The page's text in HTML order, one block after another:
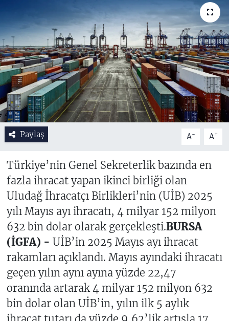
Paylaş A- A+
Türkiye’nin Genel Sekreterlik bazında en
fazla ihracat yapan ikinci birliği olan
Uludağ İhracatçı Birlikleri’nin (UİB) 2025
yılı Mayıs ayı ihracatı, 4 milyar 152 milyon
632 bin dolar olarak gerçekleşti.BURSA
(İGFA) - UİB’in 2025 Mayıs ayı ihracat
rakamları açıklandı. Mayıs ayındaki ihracatı
geçen yılın aynı ayına yüzde 22,47
oranında artarak 4 milyar 152 milyon 632
bin dolar olan UİB’in, yılın ilk 5 aylık